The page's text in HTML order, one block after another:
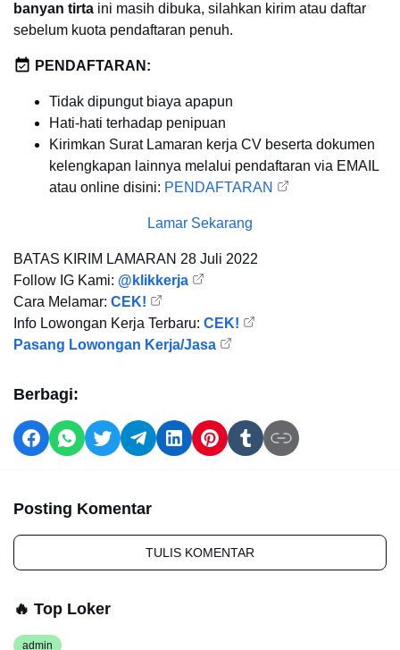
banyan tirta ini masih dibuka, silahkan kirim atau daftar
sebelum kuota pendaftaran penuh.
PENDAFTARAN:
Tidak dipungut biaya apapun
Hati-hati terhadap penipuan
Kirimkan Surat Lamaran kerja CV beserta dokumen
kelengkapan lainnya melalui pendaftaran via EMAIL
atau online disini: PENDAFTARAN
Lamar Sekarang
BATAS KIRIM LAMARAN 28 Juli 2022
Follow IG Kami: @klikkerja
Cara Melamar: CEK!
Info Lowongan Kerja Terbaru: CEK!
Pasang Lowongan Kerja/Jasa
Berbagi:
Posting Komentar
TULIS KOMENTAR
🔥 Top Loker
admin